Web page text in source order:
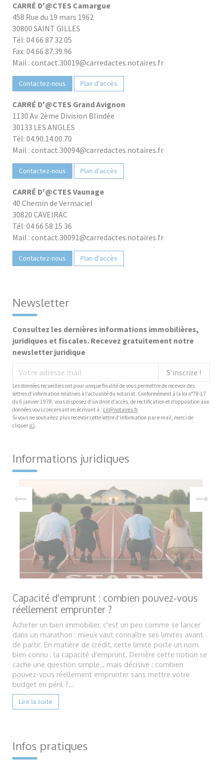
CARRÉ D'@CTES Camargue
458 Rue du 19 mars 1962
30800 SAINT GILLES
Tél: 04 66 87 32 05
Fax: 04.66.87.39.96
Mail : contact.30019@carredactes.notaires.fr
Contactez-nous Plan d'accès
CARRÉ D'@CTES Grand Avignon
1130 Av. 2ème Division Blindée
30133 LES ANGLES
Tél: 04.90.14.00.70
Mail : contact.30094@carredactes.notaires.fr
Contactez-nous Plan d'accès
CARRÉ D'@CTES Vaunage
40 Chemin de Vermaciel
30820 CAVEIRAC
Tél: 04 66 58 15 36
Mail : contact.30091@carredactes.notaires.fr
Contactez-nous Plan d'accès
Newsletter
Consultez les dernières informations immobilières,
juridiques et fiscales. Recevez gratuitement notre
newsletter juridique
S'inscrire !
Les données recueillies ont pour unique finalité de vous permettre de recevoir des
lettres d’information relatives à l’actualité du notariat. Conformément à la loi n°78-17
du 6 janvier 1978, vous disposez d’un droit d’accès, de rectification et d’opposition aux
données vous concernant en écrivant à : cil@notaires.fr
Si vous ne souhaitez plus recevoir cette lettre d’information par e-mail, merci de
cliquer ici.
Informations juridiques
Capacité d'emprunt : combien pouvez-vous
réellement emprunter ?
Acheter un bien immobilier, c'est un peu comme se lancer
dans un marathon : mieux vaut connaître ses limites avant
de partir. En matière de crédit, cette limite porte un nom
bien connu : la capacité d'emprunt. Derrière cette notion se
cache une question simple… mais décisive : combien
pouvez-vous réellement emprunter sans mettre votre
budget en péril ?...
Lire la suite
Infos pratiques